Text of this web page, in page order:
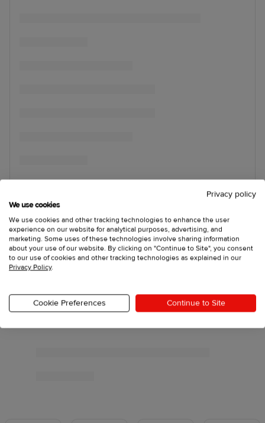
Privacy policy
We use cookies
We use cookies and other tracking technologies to enhance the user
experience on our website for analytical purposes, advertising, and
marketing. Some uses of these technologies involve sharing information
about your use of our website. By clicking on "Continue to Site", you consent
to our use of cookies and other tracking technologies as explained in our
Privacy Policy.
Cookie Preferences Continue to Site